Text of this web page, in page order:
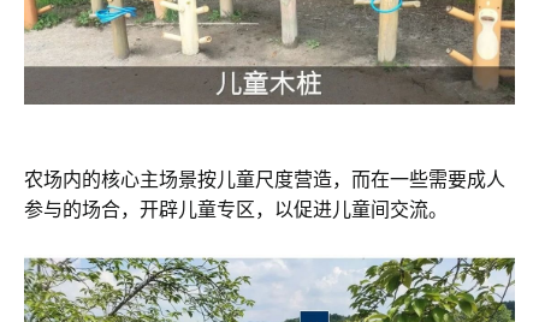
农场内的核心主场景按儿童尺度营造，而在一些需要成人
参与的场合，开辟儿童专区，以促进儿童间交流。